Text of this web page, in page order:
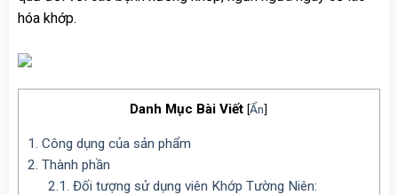
hóa khớp.
Danh Mục Bài Viết [Ẩn]
1. Công dụng của sản phẩm
2. Thành phần
2.1. Đối tượng sử dụng viên Khớp Tường Niên: